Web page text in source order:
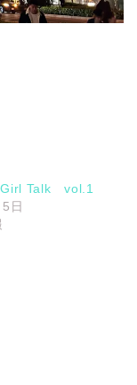
Talk vol.1
日